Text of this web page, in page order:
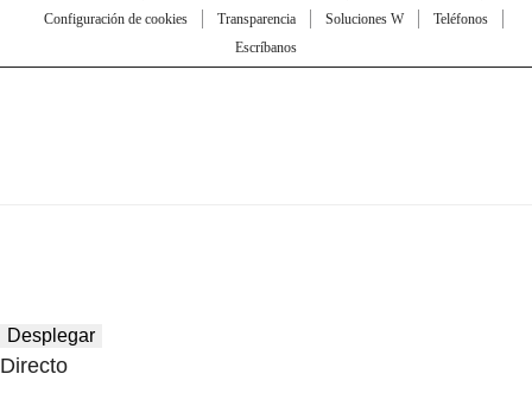
Configuración de cookies
Transparencia Soluciones W
Teléfonos
Escríbanos
Desplegar
Directo